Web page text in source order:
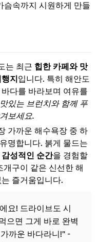
슴속까지 시원하게 만들
는 최근 힙한 카페와 맛
지 입니다. 특히 해안도
다를 바라보며 여유를
맛있는 브런치와 함께 푸
보세요.
가까운 해수욕장 중 하
명합니다. 붉게 물드는
감성적인 순간을 경험할
구이 같은 신선한 해
즐거움입니다.
요! 드라이브도 시
으면 그게 바로 완벽
까운 바다라니!" -